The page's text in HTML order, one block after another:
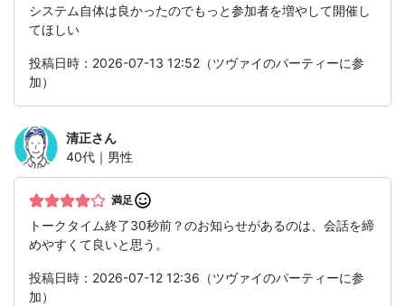
システム自体は良かったのでもっと参加者を増やして開催し
てほしい
投稿日時：2026-07-13 12:52（ツヴァイのパーティーに参
加）
清正さん
40代｜男性
満足
トークタイム終了30秒前？のお知らせがあるのは、会話を締
めやすくて良いと思う。
投稿日時：2026-07-12 12:36（ツヴァイのパーティーに参
加）